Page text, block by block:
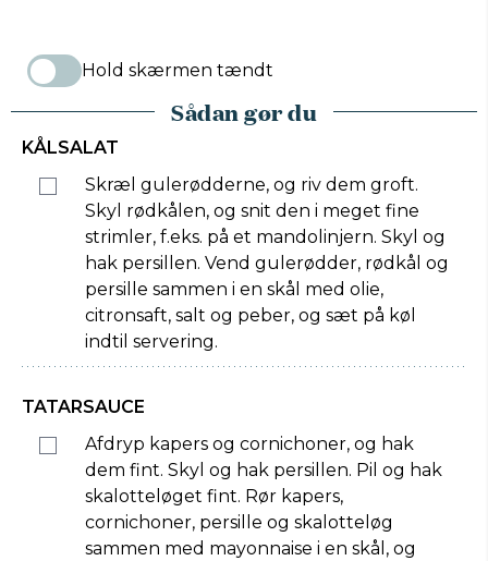
Hold skærmen tændt
Sådan gør du
KÅLSALAT
Skræl gulerødderne, og riv dem groft.
Skyl rødkålen, og snit den i meget fine
strimler, f.eks. på et mandolinjern. Skyl og
hak persillen. Vend gulerødder, rødkål og
persille sammen i en skål med olie,
citronsaft, salt og peber, og sæt på køl
indtil servering.
TATARSAUCE
Afdryp kapers og cornichoner, og hak
dem fint. Skyl og hak persillen. Pil og hak
skalotteløget fint. Rør kapers,
cornichoner, persille og skalotteløg
sammen med mayonnaise i en skål, og